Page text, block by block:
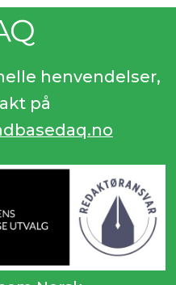
henvendelser,
på